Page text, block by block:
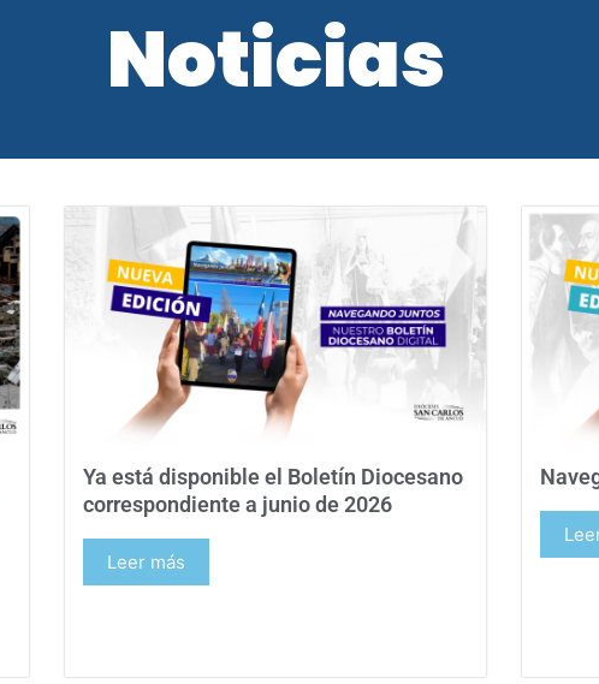
Noticias
Ya está disponible el Boletín Diocesano
correspondiente a junio de 2026
Leer más